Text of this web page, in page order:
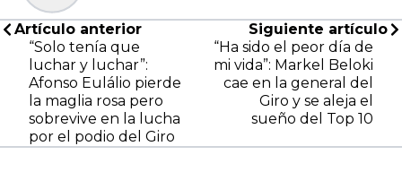
Artículo anterior
“Solo tenía que
luchar y luchar”:
Afonso Eulálio pierde
la maglia rosa pero
sobrevive en la lucha
por el podio del Giro
Siguiente artículo
“Ha sido el peor día de
mi vida”: Markel Beloki
cae en la general del
Giro y se aleja el
sueño del Top 10